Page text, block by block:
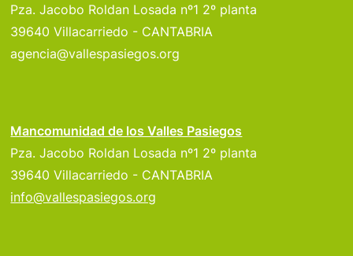
Pza. Jacobo Roldan Losada nº1 2º planta
39640 Villacarriedo - CANTABRIA
agencia@vallespasiegos.org
Mancomunidad de los Valles Pasiegos
Pza. Jacobo Roldan Losada nº1 2º planta
39640 Villacarriedo - CANTABRIA
info@vallespasiegos.org